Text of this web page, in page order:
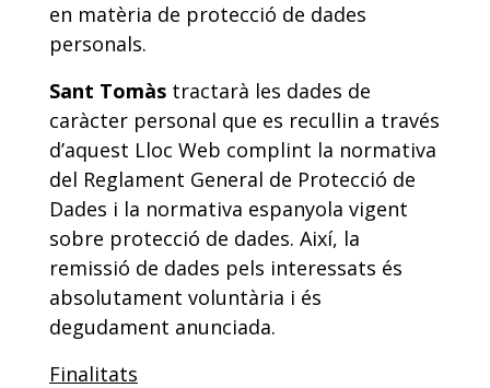
en matèria de protecció de dades
personals.
Sant Tomàs tractarà les dades de
caràcter personal que es recullin a través
d’aquest Lloc Web complint la normativa
del Reglament General de Protecció de
Dades i la normativa espanyola vigent
sobre protecció de dades. Així, la
remissió de dades pels interessats és
absolutament voluntària i és
degudament anunciada.
Finalitats